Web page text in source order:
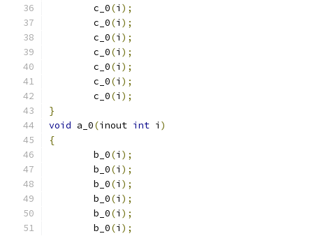
	c_0
(i );
	c_0
(i );
	c_0
(i );
	c_0
(i );
	c_0
(i );
	c_0
(i );
	c_0
(i );
}
void a_0(inout int i )
{
	b_0
(i );
	b_0
(i );
	b_0
(i );
	b_0
(i );
	b_0
(i );
	b_0
(i );